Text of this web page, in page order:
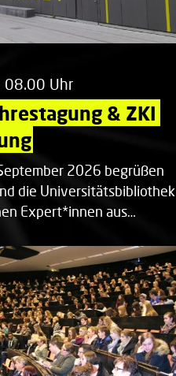
08.00 Uhr
& ZKI
2026 begrüßen
die Universitätsbibliothek
Expert*innen aus…